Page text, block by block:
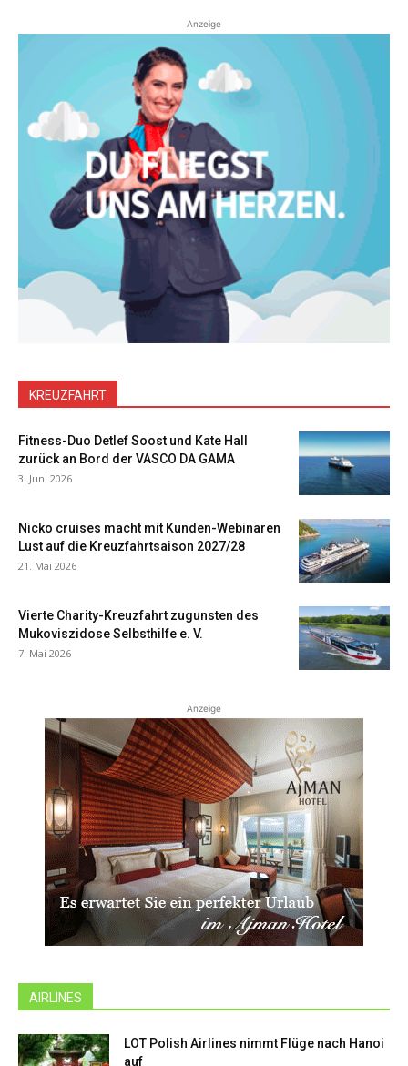
Anzeige
KREUZFAHRT
Fitness-Duo Detlef Soost und Kate Hall
zurück an Bord der VASCO DA GAMA
3. Juni 2026
Nicko cruises macht mit Kunden-Webinaren
Lust auf die Kreuzfahrtsaison 2027/28
21. Mai 2026
Vierte Charity-Kreuzfahrt zugunsten des
Mukoviszidose Selbsthilfe e. V.
7. Mai 2026
Anzeige
AIRLINES
LOT Polish Airlines nimmt Flüge nach Hanoi
auf